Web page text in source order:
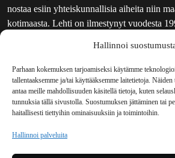
Hallinnoi
Parhaan kokemuksen tarjoamiseksi käytämme
tallentaaksemme ja/tai käyttääksemme laitetietoja.
antaa meille mahdollisuuden käsitellä tietoja, kuten
tunnuksia tällä sivustolla. Suostumuksen jättäminen tai
haitallisesti tiettyihin ominaisuuksiin ja toimintoihin.
Hallinnoi palveluita
nostaa esiin yhteiskunnallisia aiheita niin
kotimaasta. Lehti on ilmestynyt vuodesta
UUTISKIRJE
MAINOSTAJILLE
VASTAMAINOKSET
JAKELUPAIKAT
REKISTERISELOSTE